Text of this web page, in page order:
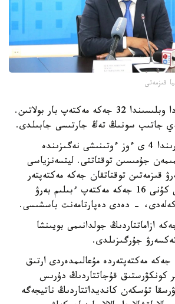
قىزمەتى
جىل باسىندا قىزىلوردا وبلىسىندا 32 جەكە مەكتەپ بار بولاتىن.
جاتىپ سونىڭ تەڭ جارتىسى جابىلدى.
- قاڭتار- اقپان ايلارىندا 4 ى ءوز ءوتىنىشى نەگىزىندە
جۇمىسىن توقتاتتى. ليتسەنزياسى
قىزمەتىن توقتاتقان جەكە مەكتەپتەر
سانى - 12. بۇگىنگى كۇنى 16 جەكە مەكتەپ ءبىلىم بەرۋ
- دەدى دەپارتامەنت باسشىسى.
ازاماتتاردىڭ جولدانىمى بويىنشا
مەكتەپتەردە مۇعالىمدەردى ارتىق
كونكۋرستىق قۇجاتتاردىڭ دۇرىس
تۇسكەن كانديداتتاردىڭ ناتيجەگە